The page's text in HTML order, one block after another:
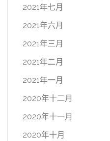
2021年七月
2021年六月
2021年三月
2021年二月
2021年一月
2020年十二月
2020年十一月
2020年十月